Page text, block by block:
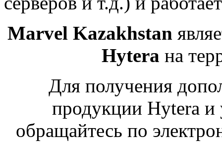
Marvel Kazakhstan
Hytera на
Для получения
продукции Hytera и
обращайтесь по